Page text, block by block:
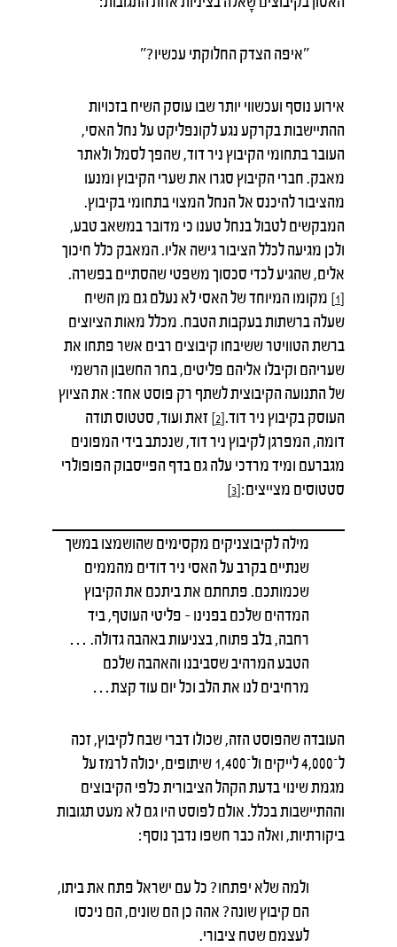
"איפה הצדק החלוקתי עכשיו?"
אירוע נוסף ועכשווי יותר שבו עוסק השיח בזכויות
ההתיישבות בקרקע נגע לקונפליקט על נחל האסי,
העובר בתחומי הקיבוץ ניר דוד, שהפך לסמל ולאתר
מאבק. חברי הקיבוץ סגרו את שערי הקיבוץ ומנעו
מהציבור להיכנס אל הנחל המצוי בתחומי בקיבוץ.
המבקשים לטבול בנחל טענו כי מדובר במשאב טבע,
ולכן מגיעה לכלל הציבור גישה אליו. המאבק כלל חיכוך
אלים, שהגיע לכדי סכסוך משפטי שהסתיים בפשרה.
[1]
מקומו המיוחד של האסי לא נעלם גם מן השיח
שעלה ברשתות בעקבות הטבח. מכלל מאות הציוצים
ברשת הטוויטר ששיבחו קיבוצים רבים אשר פתחו את
שעריהם וקיבלו אליהם פליטים, בחר החשבון הרשמי
של התנועה הקיבוצית לשתף רק פוסט אחד: את הציוץ
העוסק בקיבוץ ניר דוד.[2]
זאת ועוד, סטטוס תודה
דומה, המפרגן לקיבוץ ניר דוד, שנכתב בידי המפונים
מגברעם ומיד מרדכי עלה גם בדף הפייסבוק הפופולרי
סטטוסים מצייצים:[3]
מילה לקיבוצניקים מקסימים שהושמצו במשך
שנתיים בקרב על האסי ניר דודים מהממים
שכמותכם. פתחתם את ביתכם את הקיבוץ
המדהים שלכם בפנינו – פליטי העוטף, ביד
רחבה, בלב פתוח, בצניעות באהבה גדולה. …
הטבע המרהיב שסביבנו והאהבה שלכם
מרחיבים לנו את הלב וכל יום עוד קצת…
העובדה שהפוסט הזה, שכולו דברי שבח לקיבוץ, זכה
ל־4,000 לייקים ול־1,400 שיתופים, יכולה לרמז על
מגמת שינוי בדעת הקהל הציבורית כלפי הקיבוצים
וההתיישבות בכלל. אולם לפוסט היו גם לא מעט תגובות
ביקורתיות, ואלה כבר חשפו נדבך נוסף:
ולמה שלא יפתחו? כל עם ישראל פתח את ביתו,
הם קיבוץ שונה? אהה כן הם שונים, הם ניכסו
לעצמם שטח ציבורי.